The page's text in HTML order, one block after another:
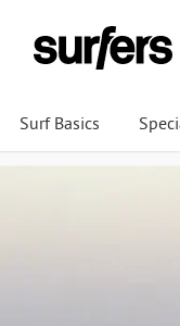
Surf Basics